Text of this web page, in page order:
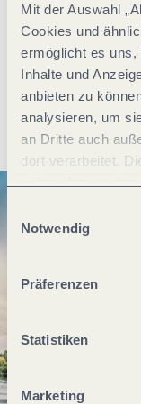
Mit der Auswahl
Cookies und
ermöglicht es uns,
Inhalte und
anbieten zu
analysieren, um
an Dritte auch
dort verarbeitet.
Notwendig
Präferenzen
Statistiken
Marketing
Was möchtest